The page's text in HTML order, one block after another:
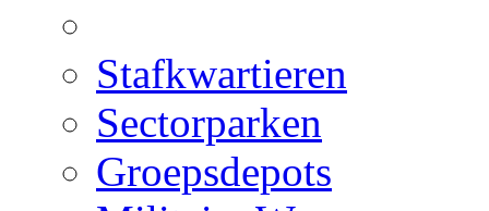
Stafkwartieren
Sectorparken
Groepsdepots